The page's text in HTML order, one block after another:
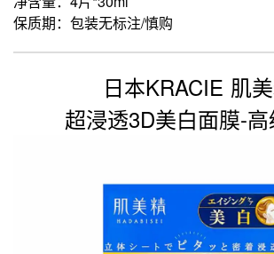
保质期：包装无标注/慎购
日本KRACIE 肌
超浸透3D美白面膜-